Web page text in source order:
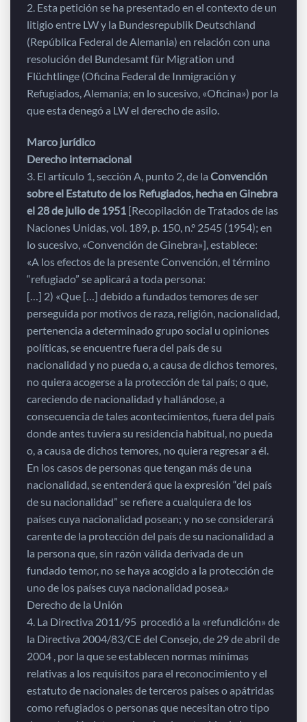
2. Esta petición se ha presentado en el contexto de un
litigio entre LW y la Bundesrepublik Deutschland
(República Federal de Alemania) en relación con una
resolución del Bundesamt für Migration und
Flüchtlinge (Oficina Federal de Inmigración y
Refugiados, Alemania; en lo sucesivo, «Oficina») por la
que esta denegó a LW el derecho de asilo.
Marco jurídico
Derecho internacional
3. El artículo 1, sección A, punto 2, de la Convención
sobre el Estatuto de los Refugiados, hecha en Ginebra
el 28 de julio de 1951 [Recopilación de Tratados de las
Naciones Unidas, vol. 189, p. 150, n.º 2545 (1954); en
lo sucesivo, «Convención de Ginebra»], establece:
«A los efectos de la presente Convención, el término
“refugiado” se aplicará a toda persona:
[…] 2) «Que […] debido a fundados temores de ser
perseguida por motivos de raza, religión, nacionalidad,
pertenencia a determinado grupo social u opiniones
políticas, se encuentre fuera del país de su
nacionalidad y no pueda o, a causa de dichos temores,
no quiera acogerse a la protección de tal país; o que,
careciendo de nacionalidad y hallándose, a
consecuencia de tales acontecimientos, fuera del país
donde antes tuviera su residencia habitual, no pueda
o, a causa de dichos temores, no quiera regresar a él.
En los casos de personas que tengan más de una
nacionalidad, se entenderá que la expresión “del país
de su nacionalidad” se refiere a cualquiera de los
países cuya nacionalidad posean; y no se considerará
carente de la protección del país de su nacionalidad a
la persona que, sin razón válida derivada de un
fundado temor, no se haya acogido a la protección de
uno de los países cuya nacionalidad posea.»
Derecho de la Unión
4. La Directiva 2011/95 procedió a la «refundición» de
la Directiva 2004/83/CE del Consejo, de 29 de abril de
2004 , por la que se establecen normas mínimas
relativas a los requisitos para el reconocimiento y el
estatuto de nacionales de terceros países o apátridas
como refugiados o personas que necesitan otro tipo